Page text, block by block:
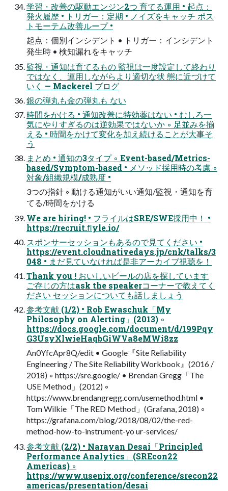
学習・改善の駆動エンジン2つ 育てる運用 • 起点：
発火履歴 • トリガー：定期 • ノイズをキャッチ ポス
トモーテム改善ループ •
起点：個別インシデント • トリガー：インシデント
発生時 • 検知漏れをキャッチ
監視・通知は育てるもの 監視は一度設定して終わり
ではなく、運用しながらより適切な状 態に近づけて
いく — Mackerel ブログ
銀の弾丸も金の弾丸も ない
時間をかける • 通知改善に特効薬はない • むしろ一
気にやりすぎるのは逆効果ではないか ◦ 足並みを揃
える • 時間をかけて変化を加え続けることが大事そ
う
まとめ • 通知の3タイプ ◦ Event-based/Metrics-
based/Symptom-based • メソッド採用時の考慮 ◦
対象/組織規模/成熟度 •
3つの指針 ◦ 動ける通知がいい通知/監視・通知を育
てる/時間をかける
We are hiring! • フライルはSRE/SWE採用中！ •
https://recruit.ﬂyle.io/
スポンサーセッションもあるので見てください •
https://event.cloudnativedays.jp/cnk/talks/3
048 • まだ見ていなければ是非アーカイブ視聴を！
Thank you ! おいしいビールの店を探しています
ご存じの方はask the speakerコーナーで教えてく
ださい セッションについても話しましょう
参考文献 (1/2) • Rob Ewaschuk「My
Philosophy on Alerting」(2013) ◦
https://docs.google.com/document/d/199Pqy
G3UsyXlwieHaqbGiWVa8eMWi8zz
An0YfcApr8Q/edit • Google『Site Reliability
Engineering / The Site Reliability Workbook』(2016 /
2018) ◦ https://sre.google/ • Brendan Gregg「The
USE Method」(2012) ◦
https://www.brendangregg.com/usemethod.html •
Tom Wilkie「The RED Method」(Grafana, 2018) ◦
https://grafana.com/blog/2018/08/02/the-red-
method-how-to-instrument-yo ur-services/
参考文献 (2/2) • Narayan Desai「Principled
Performance Analytics」(SREcon22
Americas) ◦
https://www.usenix.org/conference/srecon22
americas/presentation/desai